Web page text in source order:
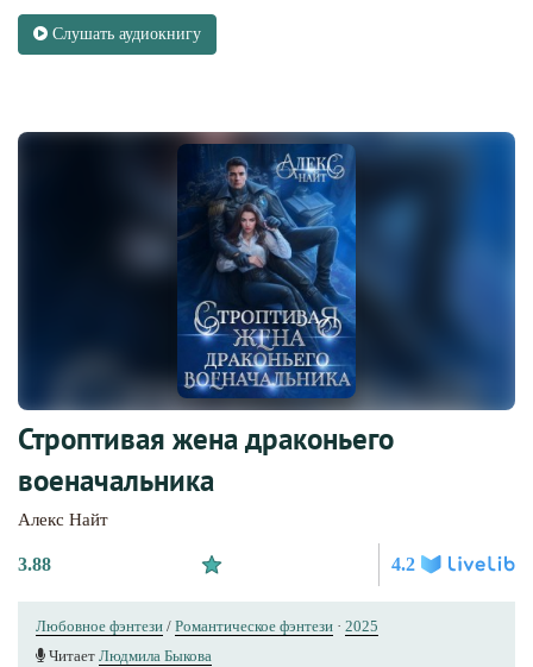
Слушать аудиокнигу
Строптивая жена драконьего
военачальника
Алекс Найт
3.88 4.2
Любовное фэнтези / Романтическое фэнтези · 2025
Читает Людмила Быкова